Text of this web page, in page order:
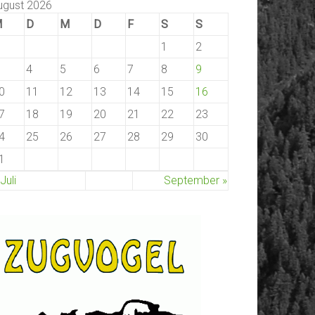
2026
D M D F S
S
1
2
4 5 6 7 8
9
11 12 13 14 15
16
18 19 20 21 22
23
25 26 27 28 29
30
September »